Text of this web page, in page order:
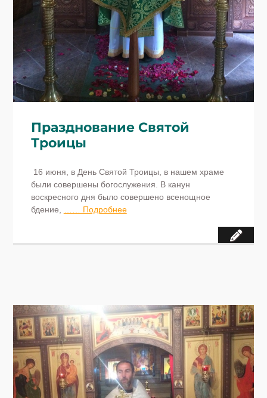
Празднование Святой
Троицы
16 июня, в День Святой Троицы, в нашем храме
были совершены богослужения. В канун
воскресного дня было совершено всенощное
бдение, …… Подробнее